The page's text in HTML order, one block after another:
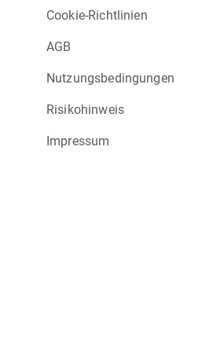
Cookie-Richtlinien
AGB
Nutzungsbedingungen
Risikohinweis
Impressum